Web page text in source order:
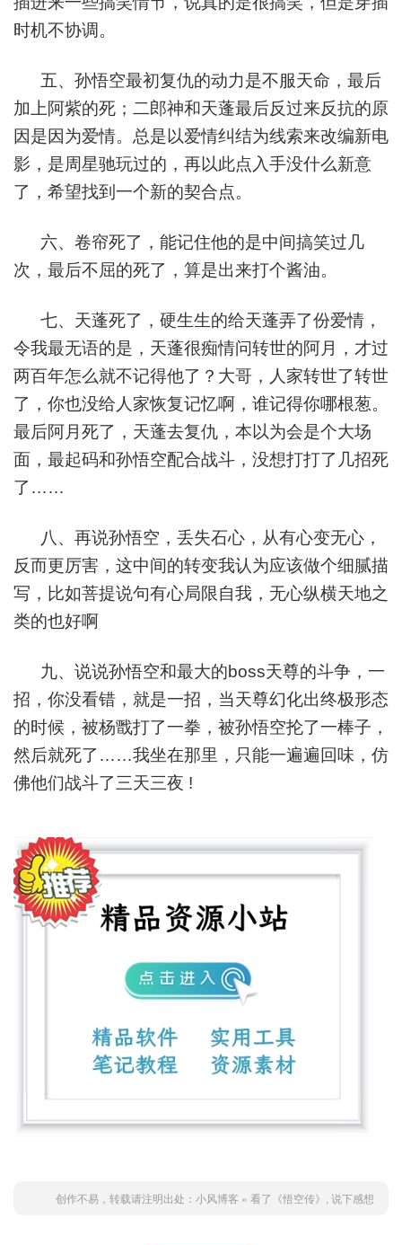
时机不协调。
五、孙悟空最初复仇的动力是不服天命，最后
加上阿紫的死；二郎神和天蓬最后反过来反抗的原
因是因为爱情。总是以爱情纠结为线索来改编新电
影，是周星驰玩过的，再以此点入手没什么新意
了，希望找到一个新的契合点。
六、卷帘死了，能记住他的是中间搞笑过几
次，最后不屈的死了，算是出来打个酱油。
七、天蓬死了，硬生生的给天蓬弄了份爱情，
令我最无语的是，天蓬很痴情问转世的阿月，才过
两百年怎么就不记得他了？大哥，人家转世了转世
了，你也没给人家恢复记忆啊，谁记得你哪根葱。
最后阿月死了，天蓬去复仇，本以为会是个大场
面，最起码和孙悟空配合战斗，没想打打了几招死
了……
八、再说孙悟空，丢失石心，从有心变无心，
反而更厉害，这中间的转变我认为应该做个细腻描
写，比如菩提说句有心局限自我，无心纵横天地之
类的也好啊
九、说说孙悟空和最大的boss天尊的斗争，一
招，你没看错，就是一招，当天尊幻化出终极形态
的时候，被杨戬打了一拳，被孙悟空抡了一棒子，
然后就死了……我坐在那里，只能一遍遍回味，仿
佛他们战斗了三天三夜 !
创作不易，转载请注明出处： 小风博客 » 看了《悟空传》, 说下感想